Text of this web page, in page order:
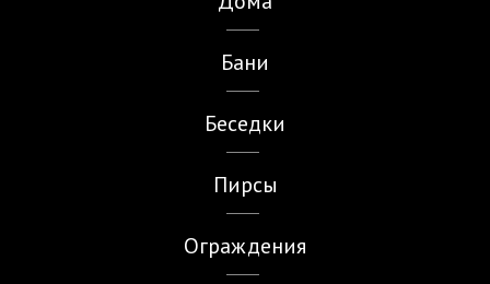
Бани
Беседки
Пирсы
Ограждения